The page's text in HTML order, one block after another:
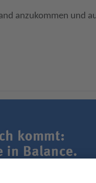
anzukommen und